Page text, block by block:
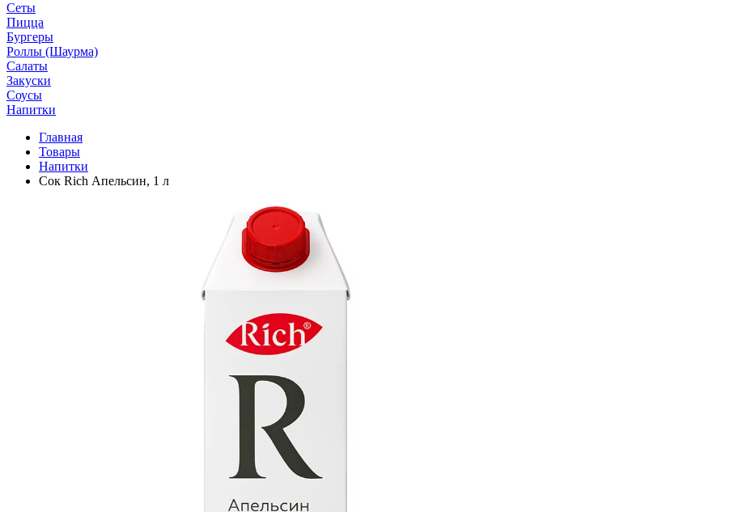
Сеты
Пицца
Бургеры
Роллы (Шаурма)
Салаты
Закуски
Соусы
Напитки
Главная
Товары
Напитки
Сок Rich Апельсин, 1 л